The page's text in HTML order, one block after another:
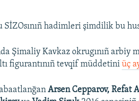
SİZOsınıñ hadimleri şimdilik bu
Şimaliy Kavkaz okrugınıñ arbiy
figurantınıñ tevqif müddetiniüç
Arsen Cepparov, Refat